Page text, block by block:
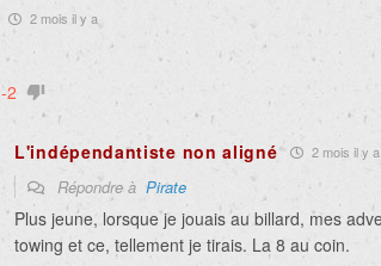
2 mois il y a
-2
L'indépendantiste non aligné 2 mois il y a
Répondre à Pirate
Plus jeune, lorsque je jouais au billard, mes
towing et ce, tellement je tirais. La 8 au coin.